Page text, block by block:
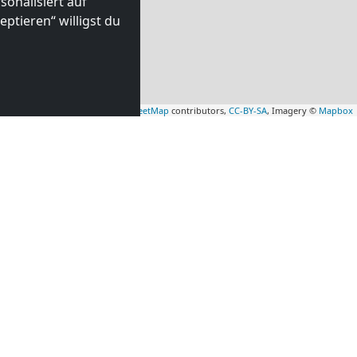
OpenStreetMap contributors, CC-BY-SA, Imagery © Mapbox
willigst du